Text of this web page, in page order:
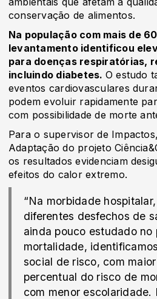
conservação de alimentos.
Na população com mais de
levantamento identificou
para doenças respiratórias,
incluindo diabetes. O estudo
eventos cardiovasculares
podem evoluir rapidamente
com possibilidade de morte
Para o supervisor de
Adaptação do projeto
os resultados evidenciam
efeitos do calor extremo.
“Na morbidade
diferentes desfechos de
ainda pouco estudado no
mortalidade,
social de risco, com
percentual do risco de
com menor escolaridade.